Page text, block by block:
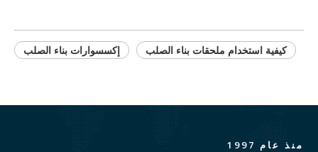
إكسسوارات بناء الصلب كيفية استخدام ملحقات بناء الصلب
منذ عام 1997